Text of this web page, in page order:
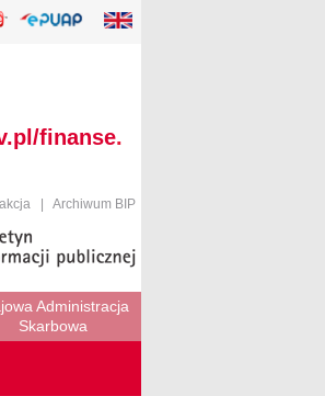
finanse.
Archiwum BIP
Administracja
Skarbowa